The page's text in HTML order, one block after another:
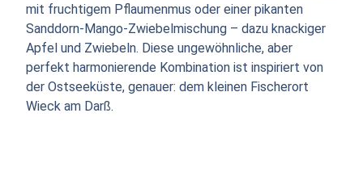
mit fruchtigem Pflaumenmus oder einer pikanten
Sanddorn-Mango-Zwiebelmischung – dazu knackiger
Apfel und Zwiebeln. Diese ungewöhnliche, aber
perfekt harmonierende Kombination ist inspiriert von
der Ostseeküste, genauer: dem kleinen Fischerort
Wieck am Darß.